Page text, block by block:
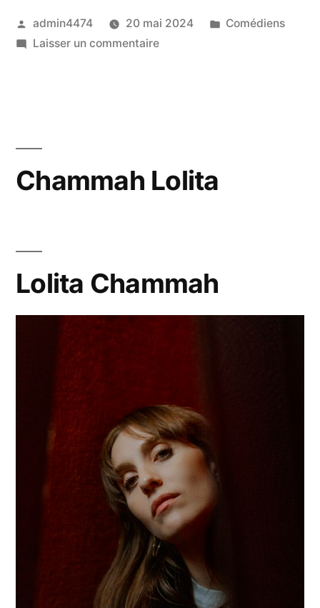
Publié
par
admin4474 20 mai 2024
Publié
Comédiens
Laisser un commentairesur
Chammah Lolita
Lolita Chammah